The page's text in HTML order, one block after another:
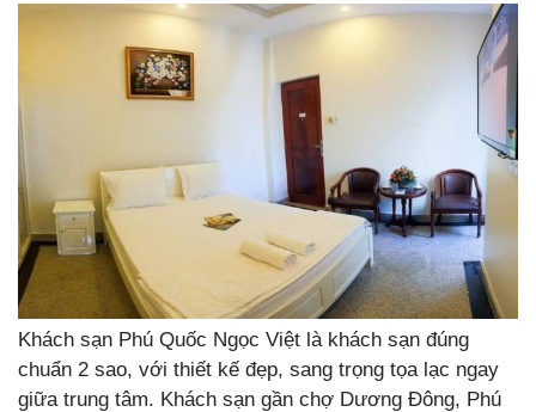
Khách sạn Phú Quốc Ngọc Việt là khách sạn đúng
chuẩn 2 sao, với thiết kế đẹp, sang trọng tọa lạc ngay
giữa trung tâm. Khách sạn gần chợ Dương Đông, Phú